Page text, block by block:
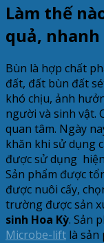
Làm thế
quả, nhanh
Bùn là hợp chất
đất, đất bùn đất
khó chịu, ảnh
người và sinh vật.
quan tâm. Ngày
khăn khi sử dụng
được sử dụng
Sản phẩm được
được nuôi cấy,
trường được sản
sinh Hoa Kỳ. Sản
Microbe-lift là sản